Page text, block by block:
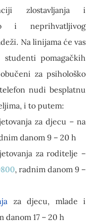
zlostavljanja i
i neprihvatljivog
Na linijama će vas
pomagačkih
za psihološko
nudi besplatnu
i to putem:
za djecu – na
danom 9 – 20 h
za roditelje –
, radnim danom 9 –
za djecu, mlade i
17 – 20 h